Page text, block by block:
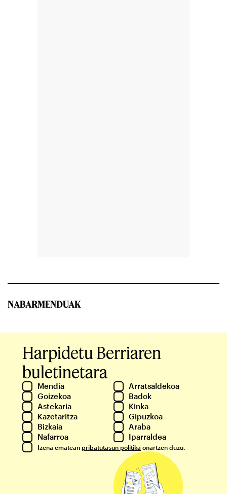
NABARMENDUAK
Harpidetu Berriaren
buletinetara
Mendia
Arratsaldekoa
Goizekoa
Badok
Astekaria
Kinka
Kazetaritza
Gipuzkoa
Bizkaia
Araba
Nafarroa
Iparraldea
Izena ematean pribatutasun politika onartzen duzu.